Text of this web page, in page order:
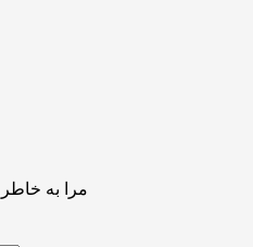
مرا به خاطر